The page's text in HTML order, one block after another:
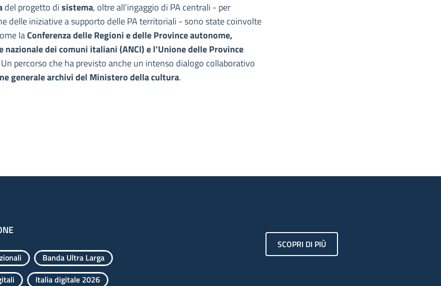
del progetto disistema, oltre all’ingaggio di PA centrali - per
delle iniziative a supporto delle PA territoriali - sono state coinvolte
laConferenza delle Regioni e delle Province autonome,
nazionale dei comuni italiani (ANCI) e l’Unione delle Province
percorso che ha previsto anche un intenso dialogo collaborativo
generale archivi del Ministero della cultura.
Banda Ultra Larga
Italia digitale 2026
SCOPRI DI PIÙ